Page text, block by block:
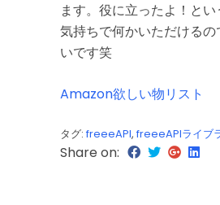
ます。役に立ったよ！と
気持ちで何かいただけるの
いです笑
Amazon欲しい物リスト
タグ:freeeAPI,freeeAPIライブ
Share on: